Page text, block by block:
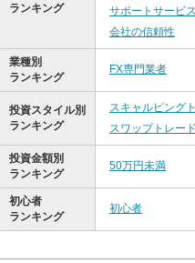
ランキング
サポートサービス
会社の信頼性
業種別
ランキング
FX専門業者
投資スタイル別
ランキング
スキャルピング
スワップトレード
投資金額別
ランキング
50万円未満
初心者
ランキング
初心者